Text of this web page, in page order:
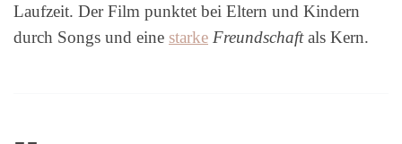
Laufzeit. Der Film punktet bei Eltern und Kindern
durch Songs und eine starke Freundschaftals Kern.